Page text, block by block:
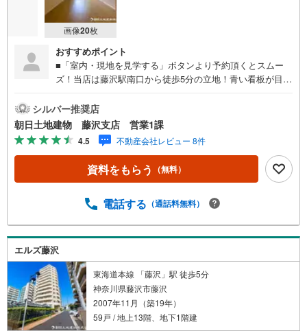
画像20枚
おすすめポイント
■「室内・現地を見学する」ボタンより予約頂くとスムー
ズ！当店は藤沢駅南口から徒歩5分の立地！青い看板が目印
ナーなど、お子様にも退屈せずにお過ごし頂けます。■ テ
レワークで作業効率のUP化オウチ時間で人生を豊かにする
ためにONとOFFを切り替えて、家族との時間も増えて幸せ
マイホームを！■ 住宅ローンのご相談承ります。■住まい選
びはフィーリングも大切です。現地の空気や雰囲気を感じ
てみましょう。営業スタッフまでお問合せくださいませ。■
ですが住まい選びはフィーリングも大切です。現地の空気
ですお客様のこだわりを聞かせてください！■ ご来店時に
はお車の無料提携駐車場ございます。詳しくは営業スタッ
フまでお問合せくださいませ！■周辺の教育施設やスーパ
ー、ドラックストア等の情報、災害情報等がわかる「物件
レポート」お渡します■他の物件と併せてご案内もOK-ご自
宅や指定場所から無料送迎もOK-当日見学もOKです!!
シルバー推奨店
朝日土地建物 藤沢支店 営業1課
4.5 不動産会社レビュー 8件
資料をもらう （無料）
電話する （通話料無料）
エルズ藤沢
東海道本線 「藤沢」駅 徒歩5分
神奈川県藤沢市藤沢
2007年11月（築19年）
59戸 / 地上13階、地下1階建